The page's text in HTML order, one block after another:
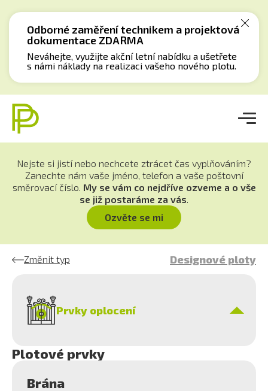
Odborné zaměření technikem a projektová
dokumentace ZDARMA
Neváhejte, využijte akční letní nabídku a ušetřete
s námi náklady na realizaci vašeho nového plotu.
Nejste si jistí nebo nechcete ztrácet čas vyplňováním?
Zanechte nám vaše jméno, telefon a vaše poštovní
směrovací číslo. My se vám co nejdříve ozveme a o vše
se již postaráme za vás.
Ozvěte se mi
Změnit typ Designové ploty
Prvky oplocení
Plotové prvky
Brána